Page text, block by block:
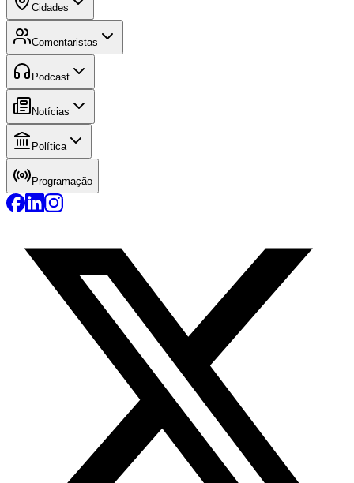
Cidades
Comentaristas
Podcast
Notícias
Política
Programação